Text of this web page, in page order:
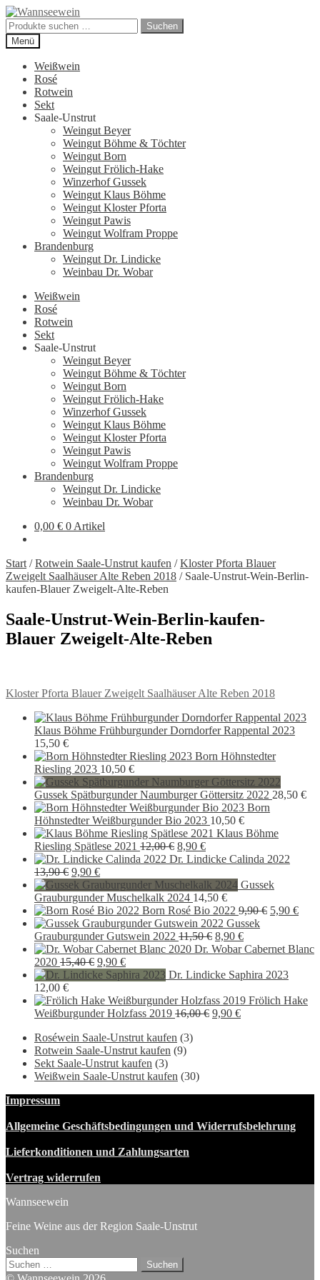
Zur
Navigation
springen
Zum
Inhalt
springen
Suchen
nach:
Suchen
Menü
Weißwein
Rosé
Rotwein
Sekt
Saale-Unstrut
Weingut Beyer
Weingut Böhme & Töchter
Weingut Born
Weingut Frölich-Hake
Winzerhof Gussek
Weingut Klaus Böhme
Weingut Kloster Pforta
Weingut Pawis
Weingut Wolfram Proppe
Brandenburg
Weingut Dr. Lindicke
Weinbau Dr. Wobar
Weißwein
Rosé
Rotwein
Sekt
Saale-Unstrut
Weingut Beyer
Weingut Böhme & Töchter
Weingut Born
Weingut Frölich-Hake
Winzerhof Gussek
Weingut Klaus Böhme
Weingut Kloster Pforta
Weingut Pawis
Weingut Wolfram Proppe
Brandenburg
Weingut Dr. Lindicke
Weinbau Dr. Wobar
0,00 € 0 Artikel
Start /Rotwein Saale-Unstrut kaufen /Kloster Pforta Blauer
Zweigelt Saalhäuser Alte Reben 2018 / Saale-Unstrut-Wein-Berlin-
kaufen-Blauer Zweigelt-Alte-Reben
Saale-Unstrut-Wein-Berlin-kaufen-
Blauer Zweigelt-Alte-Reben
Beitragsnavigation
Vorheriger
Kloster Pforta Blauer Zweigelt Saalhäuser Alte Reben 2018
Klaus Böhme Frühburgunder Dorndorfer Rappental 2023
15,50 €
Born Höhnstedter
Riesling 2023 10,50 €
Gussek Spätburgunder Naumburger Göttersitz 2022 28,50 €
Born
Höhnstedter Weißburgunder Bio 2023 10,50 €
Klaus Böhme
Riesling Spätlese 2021 12,00€ Ursprünglicher
Preis
12,00 €
8,90 €Aktueller
Preis
8,90 €.
Dr. Lindicke Calinda 2022
13,90€ Ursprünglicher
Preis
war:
13,90 €
9,90 €Aktueller
Preis
ist:
9,90 €.
Gussek
Grauburgunder Muschelkalk 2024 14,50 €
Born Rosé Bio 2022 9,90€
9,90 €
5,90 €
Gussek
Grauburgunder Gutswein 2022 11,50€ Ursprünglicher
Preis
11,50 €
8,90 €Aktueller
Preis
8,90 €.
Dr. Wobar Cabernet Blanc
2020 15,40€ Ursprünglicher
Preis
15,40 €
9,90 €Aktueller
Preis
9,90 €.
Dr. Lindicke Saphira 2023
12,00 €
Frölich Hake
Weißburgunder Holzfass 2019 16,00€ Ursprünglicher
9,90 €Aktueller
Roséwein Saale-Unstrut kaufen (3)
Rotwein Saale-Unstrut kaufen (9)
Sekt Saale-Unstrut kaufen (3)
Weißwein Saale-Unstrut kaufen (30)
Impressum
Allgemeine Geschäftsbedingungen und Widerrufsbelehrung
Lieferkonditionen und Zahlungsarten
Vertrag widerrufen
Wannseewein
Feine Weine aus der Region Saale-Unstrut
Suchen
Suchen
nach: